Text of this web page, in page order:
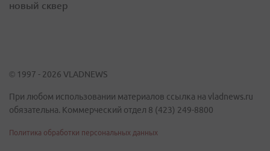
новый сквер
© 1997 - 2026 VLADNEWS
При любом использовании материалов ссылка на vladnews.ru
обязательна. Коммерческий отдел 8 (423) 249-8800
Политика обработки персональных данных